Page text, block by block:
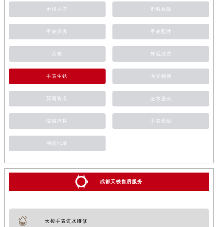
天梭手表 走时故障
手表保养 手表配件
天梭 外观清洗
手表生锈 抛光翻新
新闻资讯 进水进灰
磕碰摔坏 手表受磁
网点地址
成都天梭售后服务
天梭手表进水维修